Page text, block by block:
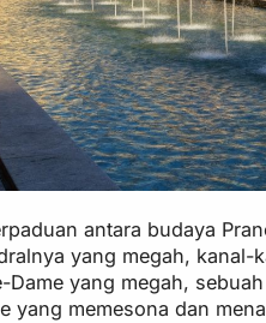
antara budaya
yang megah,
Dame yang megah,
yang memesona dan